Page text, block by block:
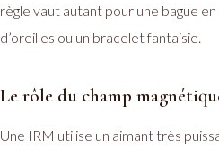
règle vaut autant pour une bague
d’oreilles ou un bracelet fantaisie.
Le rôle du champ
Une IRM utilise un aimant très